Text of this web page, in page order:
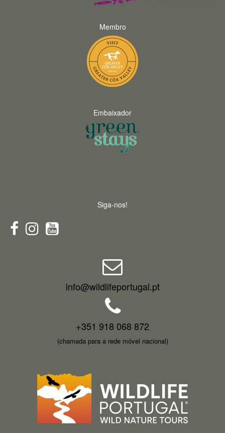
Membro
Embaixador
Siga-nos!
info@wildlifeportugal.pt
+351 918 068 872
(chamada para a rede móvel nacional)